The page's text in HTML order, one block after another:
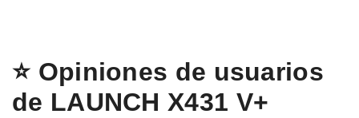
⭐ Opiniones de usuarios
de LAUNCH X431 V+